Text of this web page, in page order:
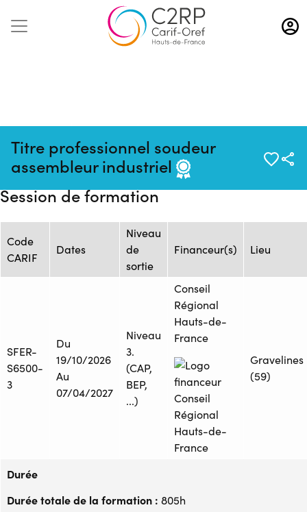
Aller
au
contenu
Titre professionnel soudeur
assembleur industriel
05/03/2026
:
26254467F
Formation Professionnelle de
l'Industrie
Session de formation
Code
CARIF
Dates
Niveau
de
sortie
Financeur(s) Lieu
SFER-
S6500-
3
Du
19/10/2026
Au
07/04/2027
Niveau
3.
(CAP,
BEP,
...)
Conseil
Régional
Hauts-de-
France
Gravelines
(59)
Durée
Durée totale de la formation : 805h